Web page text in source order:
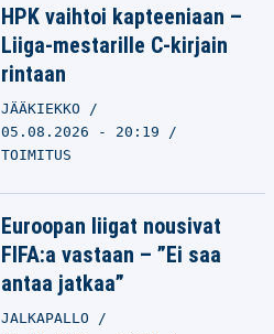
HPK vaihtoi kapteeniaan –
Liiga-mestarille C-kirjain
rintaan
JÄÄKIEKKO
05.08.2026 - 20:19
TOIMITUS
Euroopan liigat nousivat
FIFA:a vastaan – ”Ei saa
antaa jatkaa”
JALKAPALLO